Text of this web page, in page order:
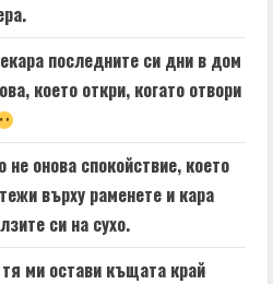
последните си дни в дом
което откри, когато отвори
онова спокойствие, което
върху раменете и кара
си на сухо.
ми остави къщата край